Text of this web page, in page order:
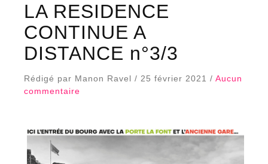
LA RESIDENCE
CONTINUE A
DISTANCE n°3/3
Rédigé par Manon Ravel / 25 février 2021 / Aucun
commentaire